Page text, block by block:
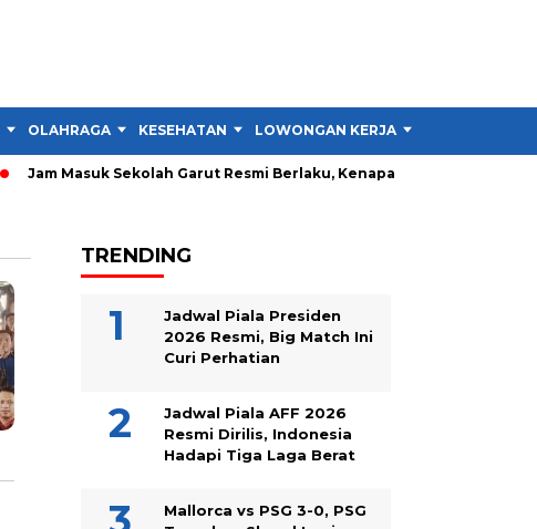
OLAHRAGA KESEHATAN LOWONGAN KERJA
Jam Masuk Sekolah Garut Resmi Berlaku, Kenapa Tidak Semua
TRENDING
Jadwal Piala Presiden
2026 Resmi, Big Match Ini
Curi Perhatian
Jadwal Piala AFF 2026
Resmi Dirilis, Indonesia
Hadapi Tiga Laga Berat
Mallorca vs PSG 3-0, PSG